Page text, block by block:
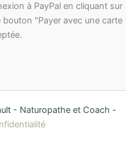
à PayPal en cliquant sur
"Payer avec une carte
- Naturopathe et Coach -